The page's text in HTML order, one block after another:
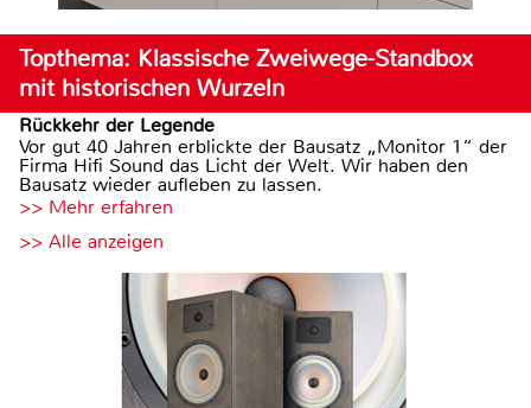
Topthema: Klassische Zweiwege-Standbox
mit historischen Wurzeln
Rückkehr der Legende
Vor gut 40 Jahren erblickte der Bausatz „Monitor 1“ der
Firma Hifi Sound das Licht der Welt. Wir haben den
Bausatz wieder aufleben zu lassen.
>> Mehr erfahren
>> Alle anzeigen